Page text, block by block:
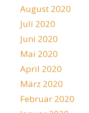
August 2020
Juli 2020
Juni 2020
Mai 2020
April 2020
März 2020
Februar 2020